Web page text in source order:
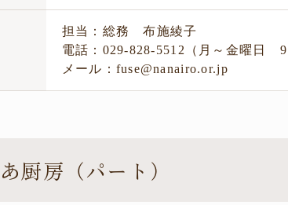
担当：総務 布施綾子
電話：029-828-5512（月～金曜日 9
メール：fuse@nanairo.or.jp
厨房（パート）